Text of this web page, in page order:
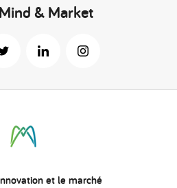
& Market
et le marché